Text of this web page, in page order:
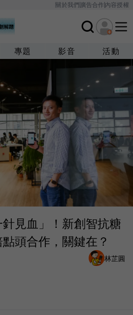
關於我們廣告合作內容授權
專題 影音 活動
見血」！新創智抗糖
頭合作，關鍵在？
林芷圓